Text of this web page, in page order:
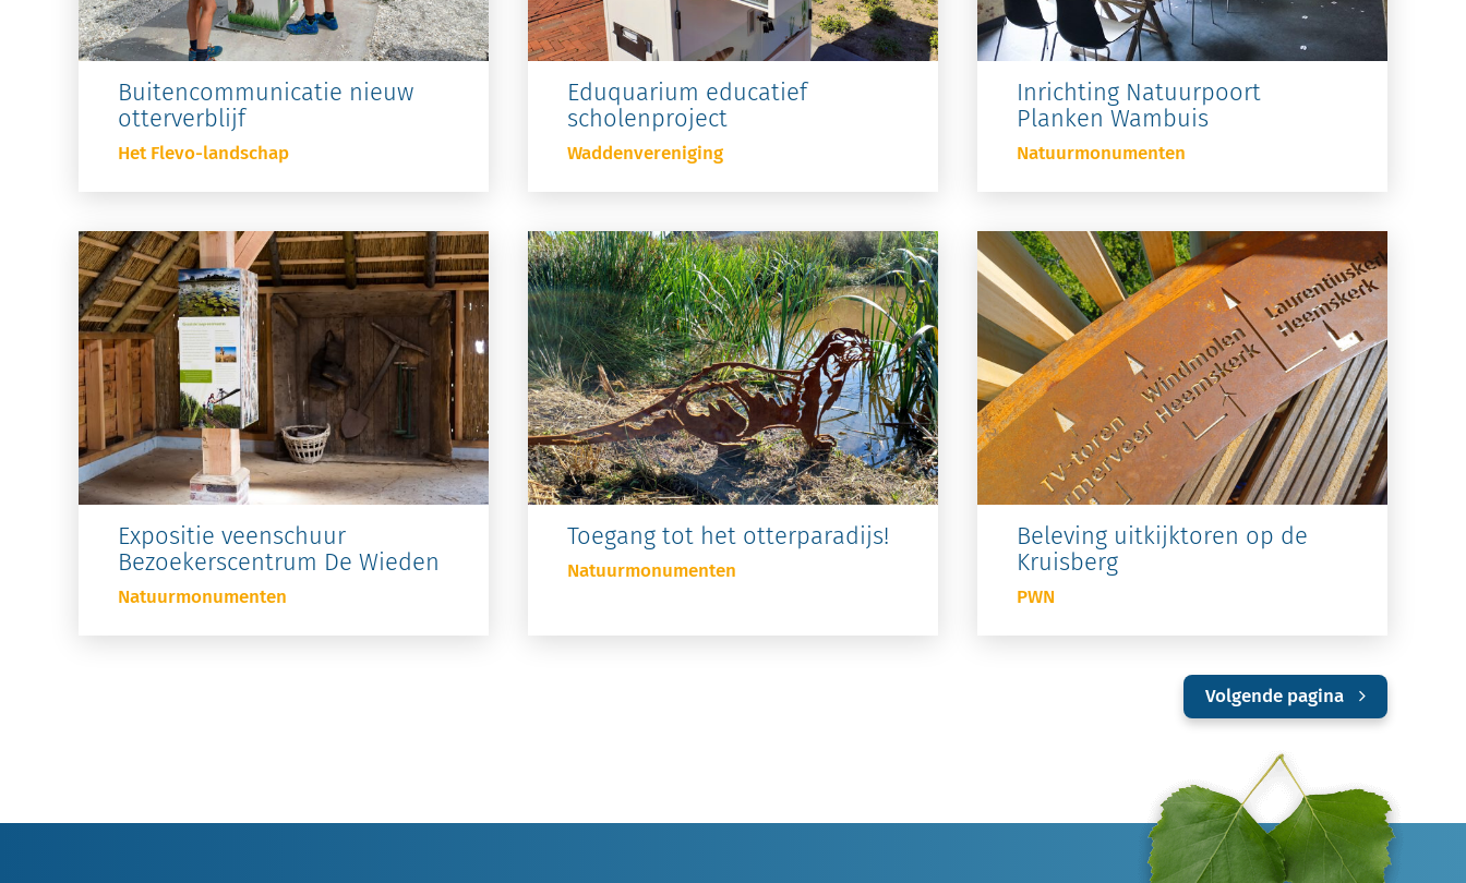
Buitencommunicatie nieuw
otterverblijf
Het Flevo-landschap
Eduquarium educatief
scholenproject
Waddenvereniging
Inrichting Natuurpoort
Planken Wambuis
Natuurmonumenten
Expositie veenschuur
Bezoekerscentrum De Wieden
Natuurmonumenten
Toegang tot het otterparadijs!
Natuurmonumenten
Beleving uitkijktoren op de
Kruisberg
PWN
Volgende pagina